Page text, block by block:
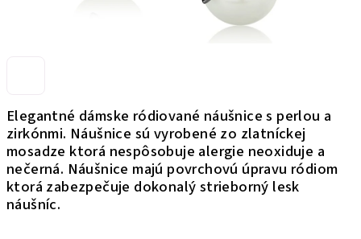
Elegantné dámske ródiované náušnice s perlou a
zirkónmi. Náušnice sú vyrobené zo zlatníckej
mosadze ktorá nespôsobuje alergie neoxiduje a
nečerná. Náušnice majú povrchovú úpravu ródiom
ktorá zabezpečuje dokonalý strieborný lesk
náušníc.